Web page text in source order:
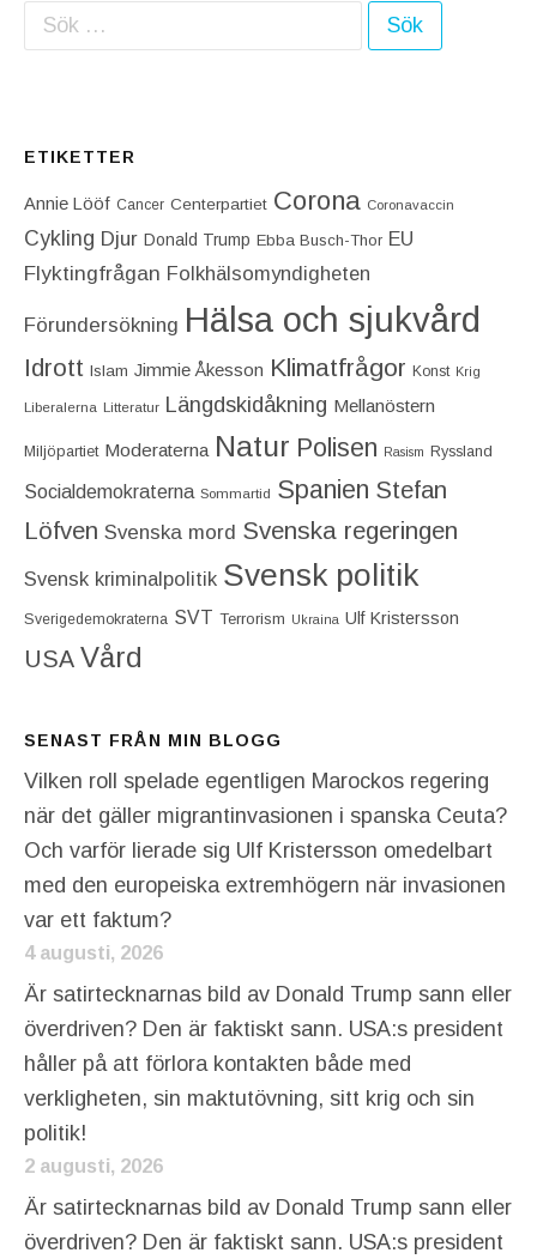
Sök efter:
ETIKETTER
Annie Lööf Cancer Centerpartiet‎ Corona Coronavaccin
Cykling Djur Donald Trump Ebba Busch-Thor EU
Flyktingfrågan Folkhälsomyndigheten
Förundersökning Hälsa och sjukvård
Idrott Islam Jimmie Åkesson Klimatfrågor Konst Krig
Liberalerna Litteratur Längdskidåkning Mellanöstern
Miljöpartiet Moderaterna Natur Polisen Rasism Ryssland
Socialdemokraterna Sommartid Spanien Stefan
Löfven Svenska mord Svenska regeringen
Svensk kriminalpolitik Svensk politik
Sverigedemokraterna SVT Terrorism Ukraina Ulf Kristersson
USA Vård
SENAST FRÅN MIN BLOGG
Vilken roll spelade egentligen Marockos regering
när det gäller migrantinvasionen i spanska Ceuta?
Och varför lierade sig Ulf Kristersson omedelbart
med den europeiska extremhögern när invasionen
var ett faktum?
4 augusti, 2026
Är satirtecknarnas bild av Donald Trump sann eller
överdriven? Den är faktiskt sann. USA:s president
håller på att förlora kontakten både med
verkligheten, sin maktutövning, sitt krig och sin
politik!
2 augusti, 2026
Är satirtecknarnas bild av Donald Trump sann eller
överdriven? Den är faktiskt sann. USA:s president